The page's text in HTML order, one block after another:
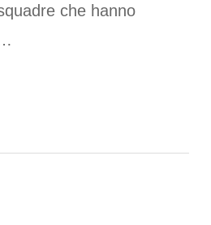
che hanno